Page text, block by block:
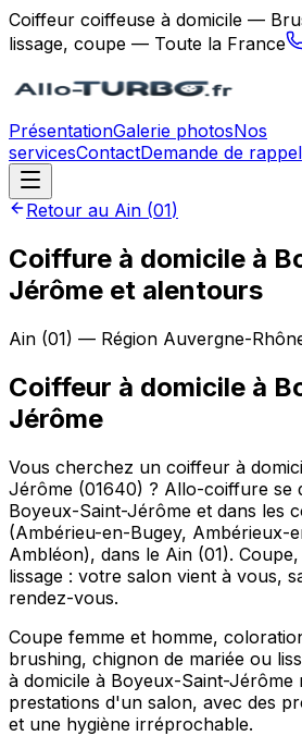
Coiffeur coiffeuse à domicile —
lissage, coupe — Toute la France
PrésentationGalerie photosNos
servicesContactDemande de rappel
Retour au Ain (01)
Coiffure à domicile à
Jérôme et alentours
Ain (01) — Région Auvergne-
Coiffeur à domicile à
Jérôme
Vous cherchez un coiffeur à
Jérôme (01640) ? Allo-coiffure se
Boyeux-Saint-Jérôme et dans les
(Ambérieu-en-Bugey, Ambérieux-
Ambléon), dans le Ain (01).
lissage : votre salon vient à vous,
rendez-vous.
Coupe femme et homme,
brushing, chignon de mariée ou
à domicile à Boyeux-Saint-Jérôme
prestations d'un salon, avec des
et une hygiène irréprochable.